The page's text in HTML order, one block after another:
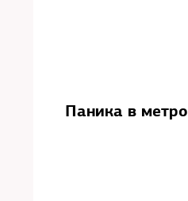
Паника в метро